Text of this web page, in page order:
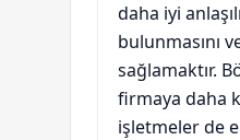
daha iyi
bulunmasını
sağlamaktır.
firmaya daha
işletmeler de